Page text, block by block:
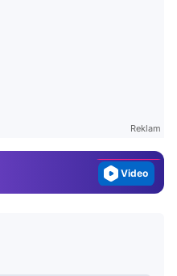
Reklam
Video